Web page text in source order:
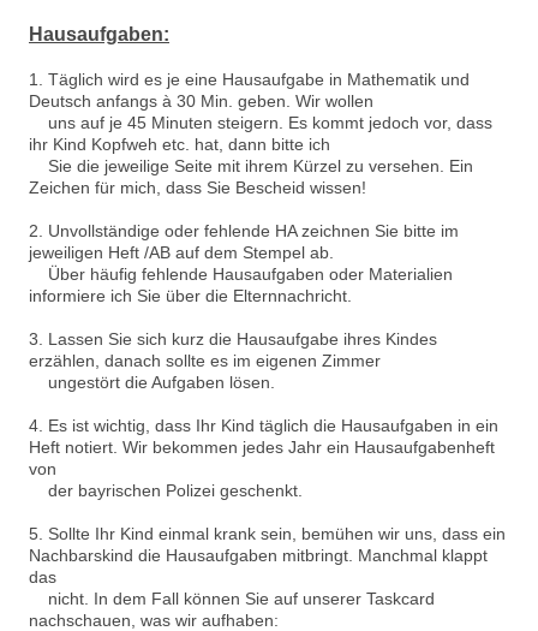
Hausaufgaben:
1. Täglich wird es je eine Hausaufgabe in Mathematik und
Deutsch anfangs à 30 Min. geben. Wir wollen
uns auf je 45 Minuten steigern. Es kommt jedoch vor, dass
ihr Kind Kopfweh etc. hat, dann bitte ich
Sie die jeweilige Seite mit ihrem Kürzel zu versehen. Ein
Zeichen für mich, dass Sie Bescheid wissen!
2. Unvollständige oder fehlende HA zeichnen Sie bitte im
jeweiligen Heft /AB auf dem Stempel ab.
Über häufig fehlende Hausaufgaben oder Materialien
informiere ich Sie über die Elternnachricht.
3. Lassen Sie sich kurz die Hausaufgabe ihres Kindes
erzählen, danach sollte es im eigenen Zimmer
ungestört die Aufgaben lösen.
4. Es ist wichtig, dass Ihr Kind täglich die Hausaufgaben in ein
Heft notiert. Wir bekommen jedes Jahr ein Hausaufgabenheft
von
der bayrischen Polizei geschenkt.
5. Sollte Ihr Kind einmal krank sein, bemühen wir uns, dass ein
Nachbarskind die Hausaufgaben mitbringt. Manchmal klappt
das
nicht. In dem Fall können Sie auf unserer Taskcard
nachschauen, was wir aufhaben: